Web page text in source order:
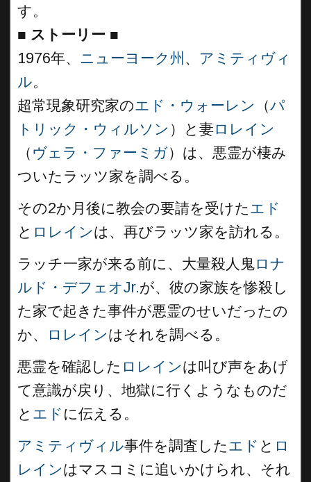
す。
■ ストーリー ■
1976年、 ニューヨーク州 、 アミティヴィ
ル。
超常現象研究家のエド・ウォーレン （パ
トリック・ウィルソン ）と妻ロレイン
（ ヴェラ・ファーミガ）は、悪霊が棲み
ついたラッツ家を調べる。
その2か月後に教会の要請を受けたエド
と ロレインは、再びラッツ家を訪れる。
ラッチ一家が来る前に、大量殺人鬼ロナ
ルド・デフェオJr.が、彼の家族を惨殺し
た家で起きた事件が悪霊のせいだったの
か、
ロレインはそれを調べる。
悪霊を確認した ロレインは叫び声をあげ
て意識が戻り、地獄に行くようなものだ
と エド に伝える。
アミティヴィル事件を調査したエド と ロ
レインはマスコミに追いかけられ、それ